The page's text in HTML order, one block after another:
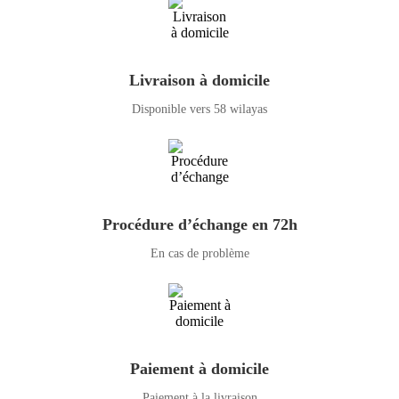
Livraison à domicile
Disponible vers 58 wilayas
Procédure d’échange en 72h
En cas de problème
Paiement à domicile